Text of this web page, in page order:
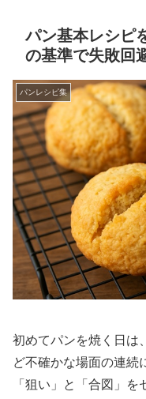
パン基本レシピ
の基準で失敗回
パンレシピ集
初めてパンを焼く日は
ど不確かな場面の連続
「狙い」と「合図」